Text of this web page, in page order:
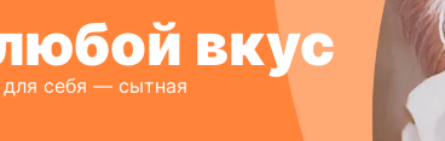
вкус
себя — сытная